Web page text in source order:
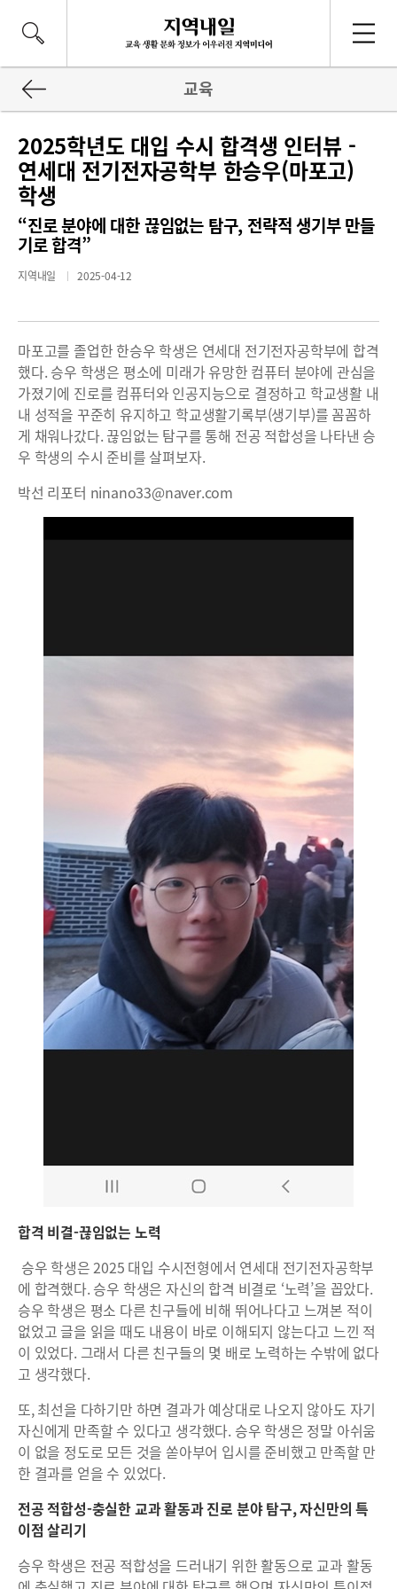
교육
2025학년도 대입 수시 합격생 인터뷰 -
연세대 전기전자공학부 한승우(마포고)
학생
“진로 분야에 대한 끊임없는 탐구, 전략적 생기부 만들
기로 합격”
지역내일 2025-04-12
마포고를 졸업한 한승우 학생은 연세대 전기전자공학부에 합격
했다. 승우 학생은 평소에 미래가 유망한 컴퓨터 분야에 관심을
가졌기에 진로를 컴퓨터와 인공지능으로 결정하고 학교생활 내
내 성적을 꾸준히 유지하고 학교생활기록부(생기부)를 꼼꼼하
게 채워나갔다. 끊임없는 탐구를 통해 전공 적합성을 나타낸 승
우 학생의 수시 준비를 살펴보자.
박선 리포터 ninano33@naver.com
합격 비결-끊임없는 노력
승우 학생은 2025 대입 수시전형에서 연세대 전기전자공학부
에 합격했다. 승우 학생은 자신의 합격 비결로 ‘노력’을 꼽았다.
승우 학생은 평소 다른 친구들에 비해 뛰어나다고 느껴본 적이
없었고 글을 읽을 때도 내용이 바로 이해되지 않는다고 느낀 적
이 있었다. 그래서 다른 친구들의 몇 배로 노력하는 수밖에 없다
고 생각했다.
또, 최선을 다하기만 하면 결과가 예상대로 나오지 않아도 자기
자신에게 만족할 수 있다고 생각했다. 승우 학생은 정말 아쉬움
이 없을 정도로 모든 것을 쏟아부어 입시를 준비했고 만족할 만
한 결과를 얻을 수 있었다.
전공 적합성-충실한 교과 활동과 진로 분야 탐구, 자신만의 특
이점 살리기
승우 학생은 전공 적합성을 드러내기 위한 활동으로 교과 활동